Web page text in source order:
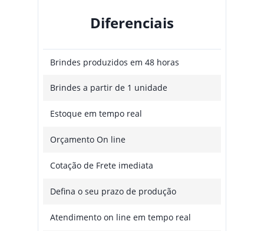
Diferenciais
Brindes produzidos em 48 horas
Brindes a partir de 1 unidade
Estoque em tempo real
Orçamento On line
Cotação de Frete imediata
Defina o seu prazo de produção
Atendimento on line em tempo real